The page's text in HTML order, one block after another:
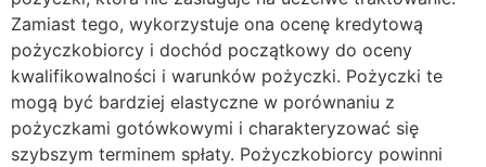
Zamiast tego, wykorzystuje ona ocenę kredytową
pożyczkobiorcy i dochód początkowy do oceny
kwalifikowalności i warunków pożyczki. Pożyczki te
mogą być bardziej elastyczne w porównaniu z
pożyczkami gotówkowymi i charakteryzować się
szybszym terminem spłaty. Pożyczkobiorcy powinni